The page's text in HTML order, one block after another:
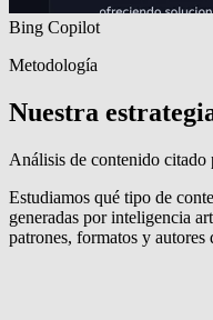
Bing Copilot
Metodología
Nuestra
Análisis de contenido
Estudiamos qué tipo de
generadas por inteligencia
patrones, formatos y